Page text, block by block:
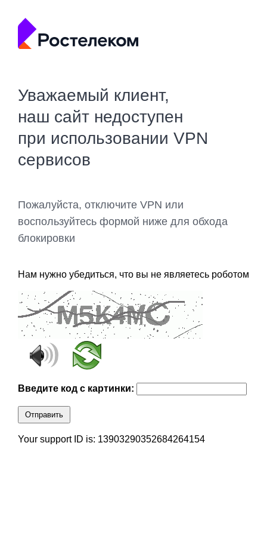
Уважаемый клиент,
наш сайт недоступен
при использовании VPN
сервисов
Пожалуйста, отключите VPN или
воспользуйтесь формой ниже для обхода
блокировки
Нам нужно убедиться, что вы не являетесь роботом
Введите код с картинки:
Отправить
Your support ID is: 13903290352684264154